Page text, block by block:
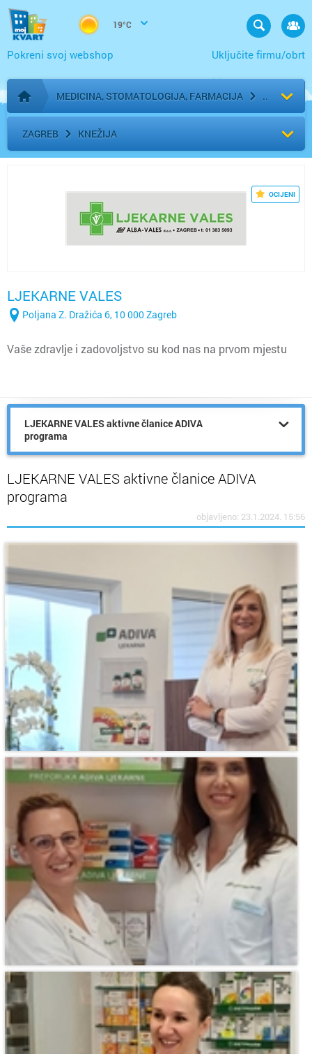
19°C
Uključite firmu/obrt
Pokreni svoj webshop
Početna stranica
MEDICINA, STOMATOLOGIJA, FARMACIJA
ZAGREB KNEŽIJA
OCIJENI
LJEKARNE VALES
Poljana Z. Dražića 6, 10 000 Zagreb
Vaše zdravlje i zadovoljstvo su kod nas na prvom mjestu
LJEKARNE VALES aktivne članice ADIVA
programa
LJEKARNE VALES aktivne članice ADIVA
programa
objavljeno: 23.1.2024. 15:56